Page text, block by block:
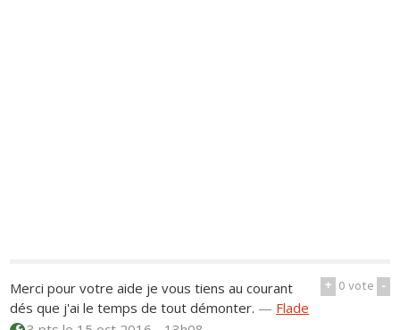
+ 0vote -
Merci pour votre aide je vous tiens au courant
dés que j'ai le temps de tout démonter. — Flade